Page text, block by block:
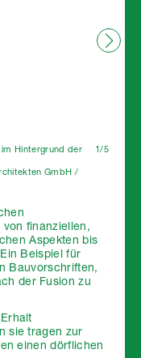
Hintergrund der
GmbH /
1/5
finanziellen,
Aspekten bis
Beispiel für
Bauvorschriften,
der Fusion zu
sie tragen zur
einen dörflichen